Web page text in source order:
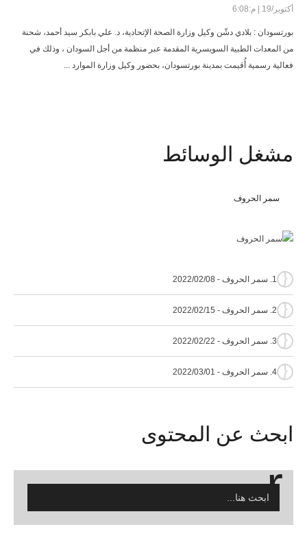
أكتوبر/19 | م:6:08
بورتسودان : بلادي دشّن وكيل وزارة الصحة الإتحادية، د. علي بابكر سيد أحمد، شحنة
من المعدات الطبية السويسرية المقدمة عبر منظمة من أجل السودان ، وذلك في
فعالية رسمية أُقيمت بمدينة بورتسودان، بحضور وكيل وزارة الموارد ...
مشغل الوسائط
سمر الحروف
1. سمر الحروف - 2022/02/08 {
2. سمر الحروف - 2022/02/15 {
3. سمر الحروف - 2022/02/22 {
4. سمر الحروف - 2022/03/01 {
ابحث عن المحتوى